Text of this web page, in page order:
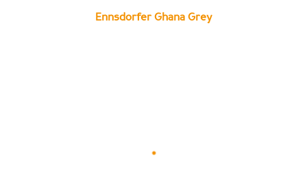
Ennsdorfer Ghana Grey